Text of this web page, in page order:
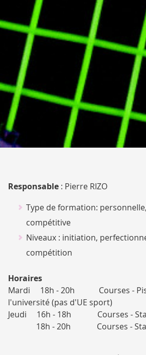
ACCUEIL
VIVRE
SPORT
Responsable : Pierre RIZO
Type de formation:
compétitive
Niveaux : initiation,
compétition
Horaires
Mardi 18h - 20h Courses -
l'université (pas d'UE sport)
Jeudi 16h - 18h Courses -
18h - 20h Courses - Stade